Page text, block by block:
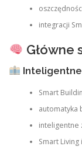
integracji
Główne
Smart
automatyka
inteligentne
Smart